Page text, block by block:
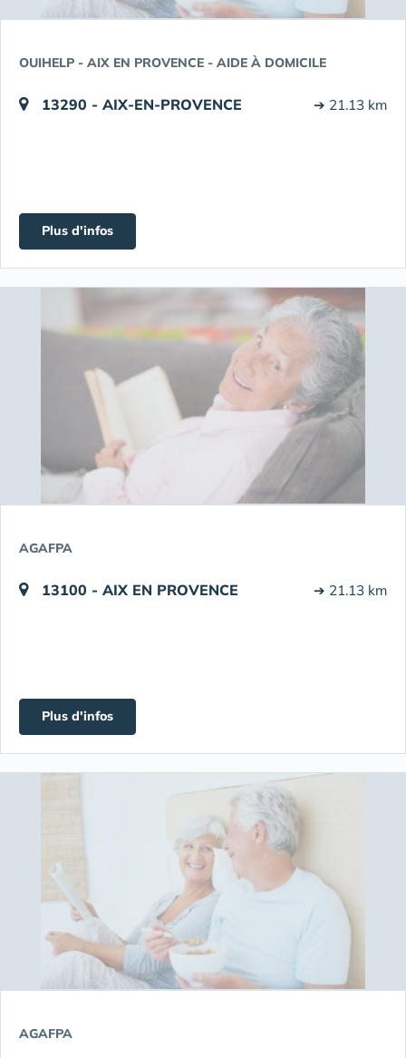
OUIHELP - AIX EN PROVENCE - AIDE À DOMICILE
13290 - AIX-EN-PROVENCE ➔ 21.13 km
Plus d'infos
AGAFPA
13100 - AIX EN PROVENCE ➔ 21.13 km
Plus d'infos
AGAFPA